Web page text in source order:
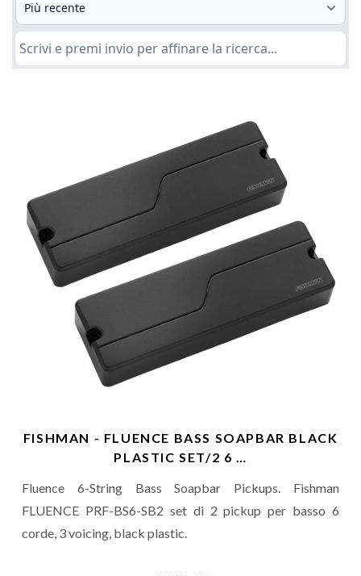
FISHMAN - FLUENCE BASS SOAPBAR BLACK
PLASTIC SET/2 6 …
Fluence 6-String Bass Soapbar Pickups. Fishman
FLUENCE PRF-BS6-SB2 set di 2 pickup per basso 6
corde, 3 voicing, black plastic.